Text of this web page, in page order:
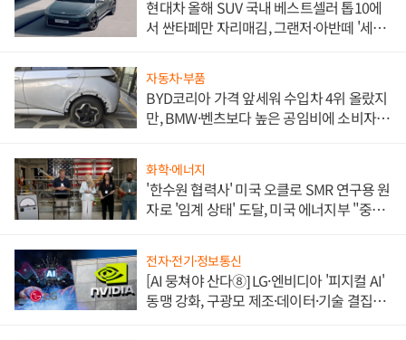
현대차 올해 SUV 국내 베스트셀러 톱10에
서 싼타페만 자리매김, 그랜저·아반떼 '세단
자동차·부품
BYD코리아 가격 앞세워 수입차 4위 올랐지
만, BMW·벤츠보다 높은 공임비에 소비자
화학·에너지
'한수원 협력사' 미국 오클로 SMR 연구용 원
자로 '임계 상태' 도달, 미국 에너지부 "중요
전자·전기·정보통신
[AI 뭉쳐야 산다⑧] LG·엔비디아 '피지컬 AI'
동맹 강화, 구광모 제조·데이터·기술 결집